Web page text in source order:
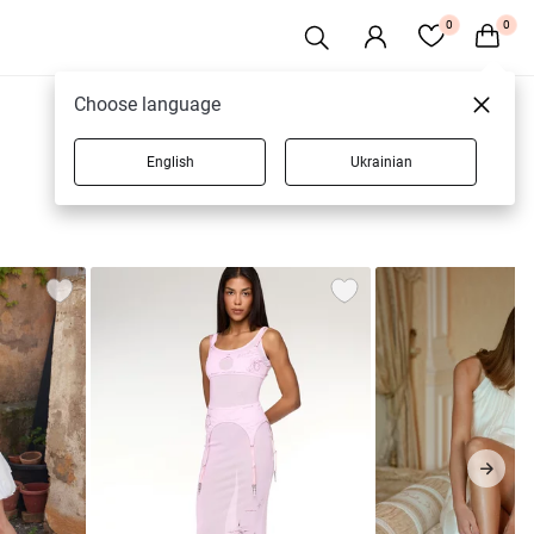
0 0
0 товарів
Choose language
English Ukrainian